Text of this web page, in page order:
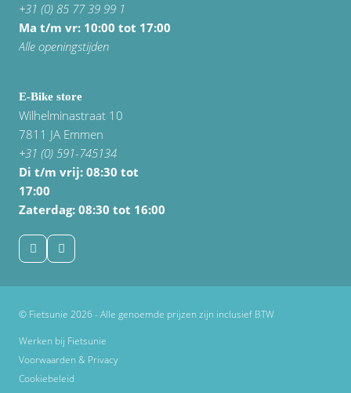
+31 (0) 85 77 39 99 1
Ma t/m vr: 10:00 tot 17:00
Alle openingstijden
E-Bike store
Wilhelminastraat 10
7811 JA Emmen
+31 (0) 591-745134
Di t/m vrij: 08:30 tot
17:00
Zaterdag: 08:30 tot 16:00
© Fietsunie 2026 - Alle genoemde prijzen zijn inclusief BTW
Werken bij Fietsunie
Voorwaarden & Privacy
Cookiebeleid